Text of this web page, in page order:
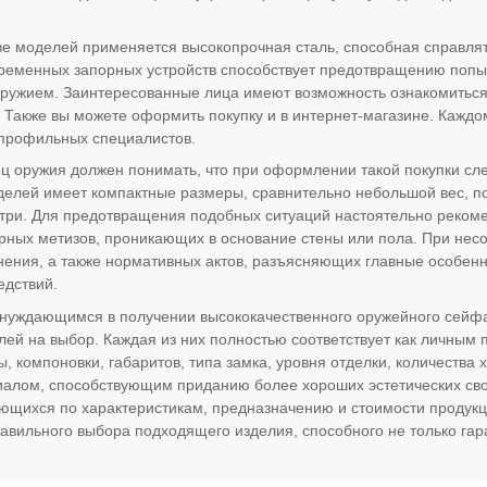
моделей применяется высокопрочная сталь, способная
запорных устройств способствует предотвращению
Заинтересованные лица имеют возможность
Также вы можете оформить покупку и в интернет-магазине.
специалистов.
должен понимать, что при оформлении такой покупки
имеет компактные размеры, сравнительно небольшой вес,
Для предотвращения подобных ситуаций настоятельно
метизов, проникающих в основание стены или пола. При
а также нормативных актов, разъясняющих главные
в получении высококачественного оружейного
на выбор. Каждая из них полностью соответствует как
компоновки, габаритов, типа замка, уровня отделки,
способствующим приданию более хороших эстетических
по характеристикам, предназначению и стоимости
выбора подходящего изделия, способного не только